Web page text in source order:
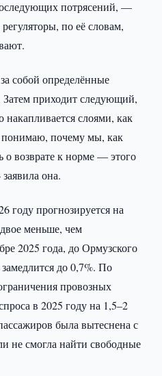
потрясений, —
по её словам,
собой определённые
Затем приходит следующий,
слоями, как
почему мы, как
возврате к норме — этого
она.
году прогнозируется на
меньше, чем
2025 года, до Ормузского
до 0,7%. По
провозных
в 2025 году на 1,5–2
была вытеснена с
не смогла найти свободные